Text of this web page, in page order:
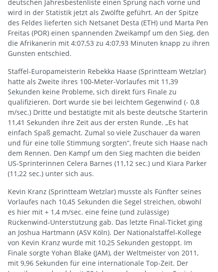
deutschen Jahresbestenliste einen Sprung nach vorne und
wird in der Statistik jetzt als Zwölfte geführt. An der Spitze
des Feldes lieferten sich Netsanet Desta (ETH) und Marta Pen
Freitas (POR) einen spannenden Zweikampf um den Sieg, den
die Afrikanerin mit 4:07,53 zu 4:07,93 Minuten knapp zu ihren
Gunsten entschied.
Staffel-Europameisterin Rebekka Haase (Sprintteam Wetzlar)
hatte als Zweite ihres 100-Meter-Vorlaufes mit 11,39
Sekunden keine Probleme, sich direkt fürs Finale zu
qualifizieren. Dort wurde sie bei leichtem Gegenwind (- 0,8
m/sec.) Dritte und bestätigte mit als beste deutsche Starterin
11,41 Sekunden ihre Zeit aus der ersten Runde. „Es hat
einfach Spaß gemacht. Zumal so viele Zuschauer da waren
und für eine tolle Stimmung sorgten“, freute sich Haase nach
dem Rennen. Den Kampf um den Sieg machten die beiden
US-Sprinterinnen Celera Barnes (11,12 sec.) und Kiara Parker
(11,22 sec.) unter sich aus.
Kevin Kranz (Sprintteam Wetzlar) musste als Fünfter seines
Vorlaufes nach 10,45 Sekunden die Segel streichen, obwohl
es hier mit + 1,4 m/sec. eine feine (und zulässige)
Rückenwind-Unterstützung gab. Das letzte Final-Ticket ging
an Joshua Hartmann (ASV Köln). Der Nationalstaffel-Kollege
von Kevin Kranz wurde mit 10,25 Sekunden gestoppt. Im
Finale sorgte Yohan Blake (JAM), der Weltmeister von 2011,
mit 9,96 Sekunden für eine internationale Top-Zeit. Der